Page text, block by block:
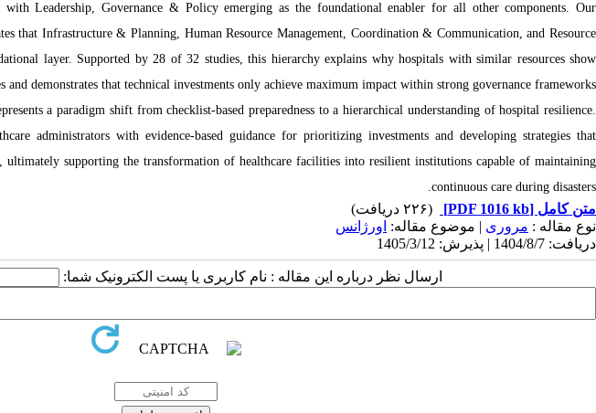
Leadership, Governance & Policy emerging as the foundational enabler for all other components. Our
that Infrastructure & Planning, Human Resource Management, Coordination & Communication, and Resource
layer. Supported by 28 of 32 studies, this hierarchy explains why hospitals with similar resources show
and demonstrates that technical investments only achieve maximum impact within strong governance frameworks.
a paradigm shift from checklist-based preparedness to a hierarchical understanding of hospital resilience.
administrators with evidence-based guidance for prioritizing investments and developing strategies that
ultimately supporting the transformation of healthcare facilities into resilient institutions capable of maintaining
continuous care during disasters.
متن کامل [PDF 1016 kb]
(۲۲۶ دریافت)
نوع مقاله : مروری | موضوع مقاله: اورژانس
دریافت: 1404/8/7 | پذیرش: 1405/3/12
ارسال نظر درباره این مقاله : نام کاربری یا پست الکترونیک شما: